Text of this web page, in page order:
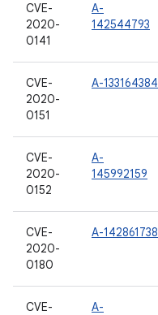
CVE-
2020-
0141
A-
142544793
CVE-
2020-
0151
A-133164384
CVE-
2020-
0152
A-
145992159
CVE-
2020-
0180
A-142861738
CVE-
A-